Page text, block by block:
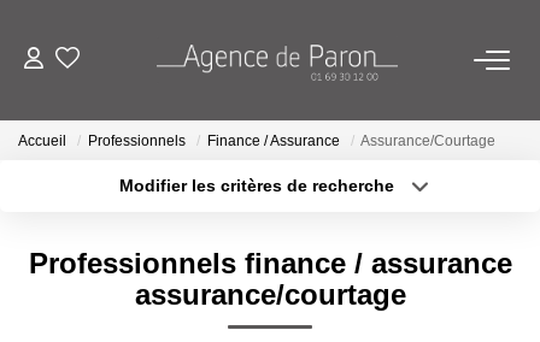
ACHETER
VENDRE
BIENS VENDUS
Accueil Professionnels Finance / Assurance Assurance/Courtage
Modifier les critères de recherche
Budget max
Professionnels finance / assurance
assurance/courtage